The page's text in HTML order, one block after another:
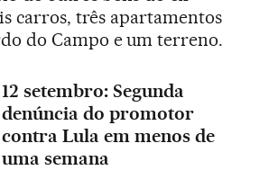
carros, três apartamentos
do Campo e um terreno.
12 setembro: Segunda
denúncia do promotor
contra Lula em menos de
uma semana